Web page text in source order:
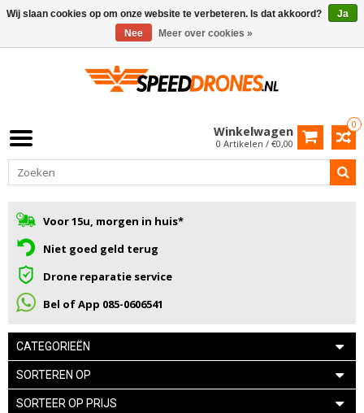
0
Winkelwagen
0 Artikelen / €0,00
Voor 15u, morgen in huis*
Niet goed geld terug
Drone reparatie service
Bel of App 085-0606541
CATEGORIEËN
SORTEREN OP
SORTEER OP PRIJS
Wij slaan cookies op om onze website te verbeteren. Is dat akkoord?
Ja
Nee
Meer over cookies »